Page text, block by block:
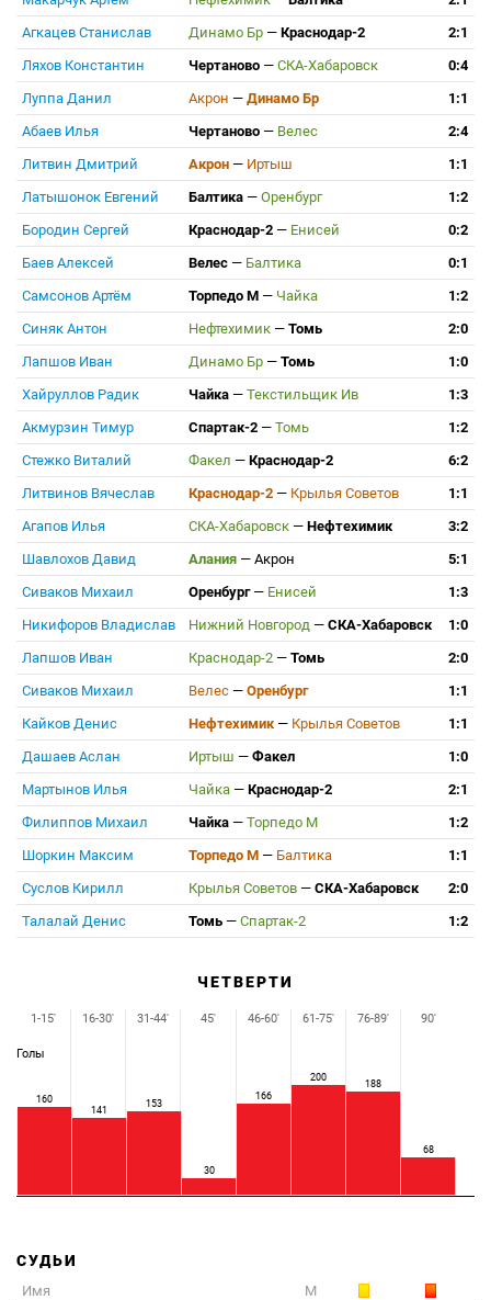
Агкацев Станислав
Динамо Бр — Краснодар-2
2:1
Ляхов Константин
Чертаново — СКА-Хабаровск
0:4
Луппа Данил
Акрон — Динамо Бр
1:1
Абаев Илья
Чертаново — Велес
2:4
Литвин Дмитрий
Акрон — Иртыш
1:1
Латышонок Евгений
Балтика — Оренбург
1:2
Бородин Сергей
Краснодар-2 — Енисей
0:2
Баев Алексей
Велес — Балтика
0:1
Самсонов Артём
Торпедо М — Чайка
1:2
Синяк Антон
Нефтехимик — Томь
2:0
Лапшов Иван
Динамо Бр — Томь
1:0
Хайруллов Радик
Чайка — Текстильщик Ив
1:3
Акмурзин Тимур
Спартак-2 — Томь
1:2
Стежко Виталий
Факел — Краснодар-2
6:2
Литвинов Вячеслав
Краснодар-2 — Крылья Советов
1:1
Агапов Илья
СКА-Хабаровск — Нефтехимик
3:2
Шавлохов Давид
Алания — Акрон
5:1
Сиваков Михаил
Оренбург — Енисей
1:3
Никифоров Владислав
Нижний Новгород — СКА-Хабаровск
1:0
Лапшов Иван
Краснодар-2 — Томь
2:0
Сиваков Михаил
Велес — Оренбург
1:1
Кайков Денис
Нефтехимик — Крылья Советов
1:1
Дашаев Аслан
Иртыш — Факел
1:0
Мартынов Илья
Чайка — Краснодар-2
2:1
Филиппов Михаил
Чайка — Торпедо М
1:2
Шоркин Максим
Торпедо М — Балтика
1:1
Суслов Кирилл
Крылья Советов — СКА-Хабаровск
2:0
Талалай Денис
Томь — Спартак-2 1:2
ЧЕТВЕРТИ
Голы
160
141
153
30
166
200
188
68
1-15' 16-30' 31-44' 45' 46-60' 61-75' 76-89' 90'
СУДЬИ
Имя
М